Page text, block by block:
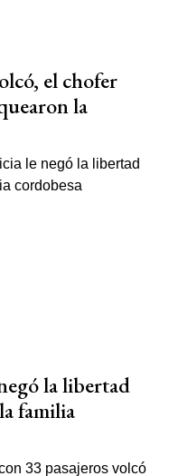
el chofer
la
la libertad
familia